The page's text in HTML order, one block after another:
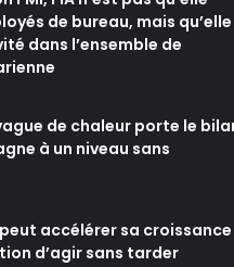
de bureau, mais qu’elle
dans l’ensemble de
de chaleur porte le
à un niveau sans
peut accélérer sa croissance
d’agir sans tarder